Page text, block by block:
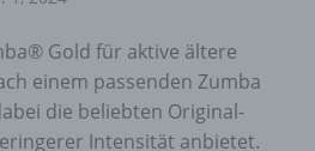
Gold für aktive ältere
einem passenden Zumba
die beliebten Original-
Intensität anbietet.